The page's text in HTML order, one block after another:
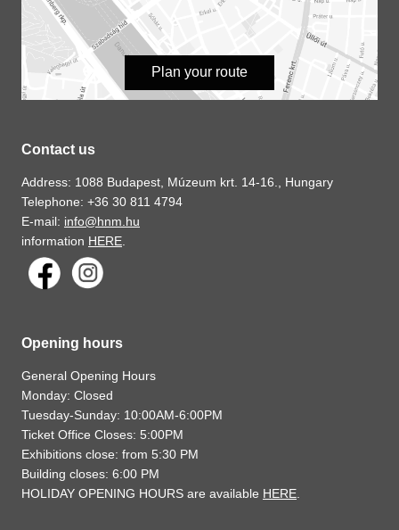
Plan your route
Contact us
Address: 1088 Budapest, Múzeum krt. 14-16., Hungary
Telephone: +36 30 811 4794
E-mail: info@hnm.hu
information HERE
Opening hours
General Opening Hours
Monday: Closed
Tuesday-Sunday: 10:00AM-6:00PM
Ticket Office Closes: 5:00PM
Exhibitions close: from 5:30 PM
Building closes: 6:00 PM
HOLIDAY OPENING HOURS are available HERE